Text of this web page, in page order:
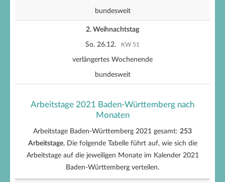
bundesweit
2. Weihnachtstag
So. 26.12. KW 51
verlängertes Wochenende
bundesweit
Arbeitstage 2021 Baden-Württemberg nach
Monaten
Arbeitstage Baden-Württemberg 2021 gesamt: 253
Arbeitstage. Die folgende Tabelle führt auf, wie sich die
Arbeitstage auf die jeweiligen Monate im Kalender 2021
Baden-Württemberg verteilen.